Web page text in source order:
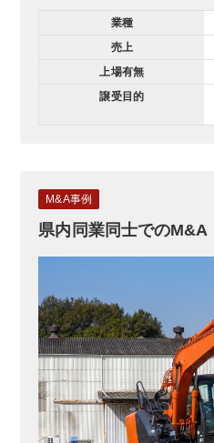
業種
売上
上場有無
譲受目的
M&A事例
県内同業同士でのM&A